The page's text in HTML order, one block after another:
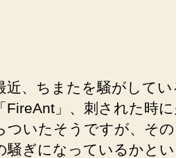
近、ちまたを騒がして
「FireAnt」、刺された時
ついたそうですが、そ
騒ぎになっているかと